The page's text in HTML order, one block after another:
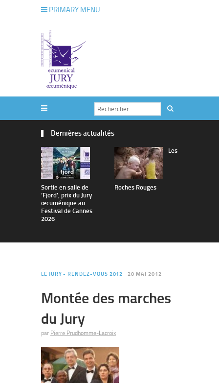
PRIMARY MENU
Dernières actualités
Sortie en salle de
’Fjord’, prix du Jury
œcuménique au
Festival de Cannes
2026
Les
Roches Rouges
LE JURY - RENDEZ-VOUS 2012 20 MAI 2012
Montée des marches
du Jury
par Pierre Prudhomme-Lacroix